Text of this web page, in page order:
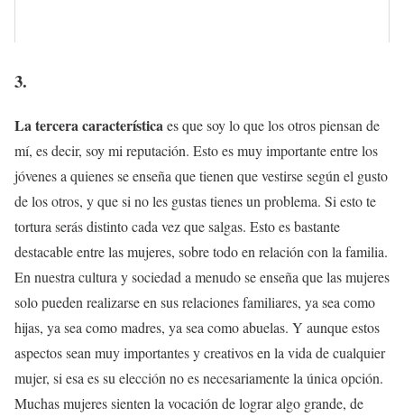
3.
La tercera característicaes que soy lo que los otros piensan de
mí, es decir, soy mi reputación. Esto es muy importante entre los
jóvenes a quienes se enseña que tienen que vestirse según el gusto
de los otros, y que si no les gustas tienes un problema. Si esto te
tortura serás distinto cada vez que salgas. Esto es bastante
destacable entre las mujeres, sobre todo en relación con la familia.
En nuestra cultura y sociedad a menudo se enseña que las mujeres
solo pueden realizarse en sus relaciones familiares, ya sea como
hijas, ya sea como madres, ya sea como abuelas. Y aunque estos
aspectos sean muy importantes y creativos en la vida de cualquier
mujer, si esa es su elección no es necesariamente la única opción.
Muchas mujeres sienten la vocación de lograr algo grande, de